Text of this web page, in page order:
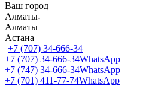
Ваш город
Алматы
Алматы
Астана
+7 (707) 34-666-34
+7 (707) 34-666-34WhatsApp
+7 (747) 34-666-34WhatsApp
+7 (701) 411-77-74WhatsApp